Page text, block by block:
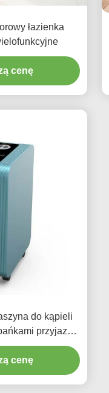
łazienka
cenę
do kąpieli
przyjazna
cenę